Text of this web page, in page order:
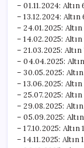
– 01.11.2024:
– 13.12.2024:
– 24.01.2025:
– 14.02.2025:
– 21.03.2025:
– 04.04.2025:
– 30.05.2025:
– 13.06.2025:
– 25.07.2025:
– 29.08.2025:
– 05.09.2025:
– 17.10.2025:
– 14.11.2025: